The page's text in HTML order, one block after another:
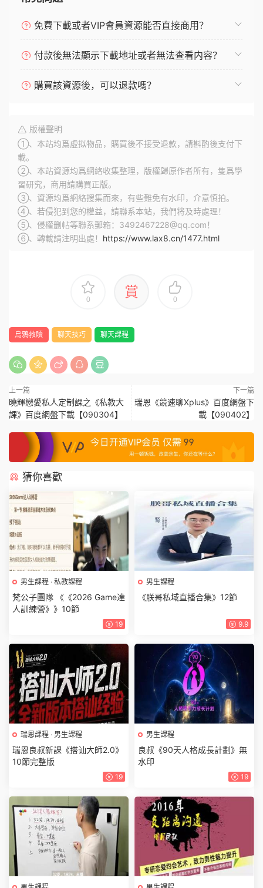
免費下載或者VIP會員資源能否直接商用？
付款後無法顯示下載地址或者無法查看内容？
購買該資源後，可以退款嗎？
版權聲明
①、本站均爲虛拟物品，購買後不接受退款，請斟酌後支付下
載。
②、本站資源均爲網絡收集整理，版權歸原作者所有，隻爲學
習研究，商用請購買正版。
③、資源均爲網絡搜集而來，有些難免有水印，介意慎拍。
④、若侵犯到您的權益，請聯系本站，我們将及時處理！
⑤、侵權删帖等聯系郵箱：3492467228@qq.com！
⑥、轉載請注明出處！ https://www.lax8.cn/1477.html
0 賞 0
烏鴉救贖 聊天技巧 聊天課程
上一篇
曉輝戀愛私人定制課之《私教大
課》百度網盤下載【090304】
下一篇
瑞恩《競速聊Xplus》百度網盤下
載【090402】
猜你喜歡
男生課程 · 私教課程
梵公子團隊 《《2026 Game達
人訓練營》》10節
19
男生課程
《朕哥私域直播合集》12節
9.9
瑞恩課程 · 男生課程
瑞恩良叔新課《搭讪大師2.0》
10節完整版
19
男生課程
良叔《90天人格成長計劃》無
水印
19